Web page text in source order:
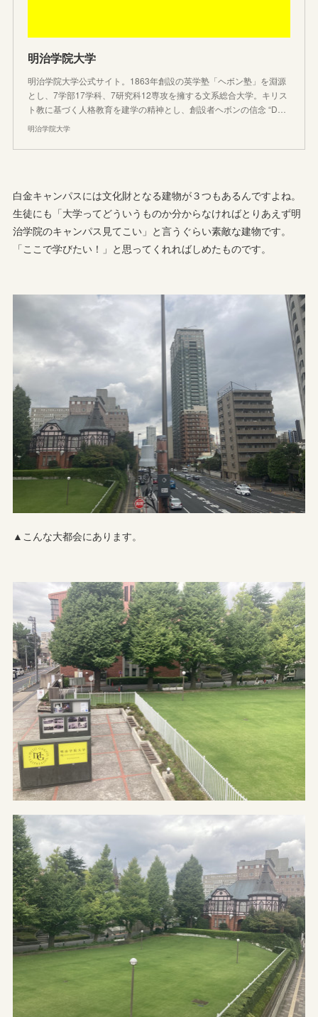
明治学院大学
明治学院大学公式サイト。1863年創設の英学塾「ヘボン塾」を淵源
とし、7学部17学科、7研究科12専攻を擁する文系総合大学。キリス
ト教に基づく人格教育を建学の精神とし、創設者ヘボンの信念 “D…
明治学院大学
白金キャンパスには文化財となる建物が３つもあるんですよね。
生徒にも「大学ってどういうものか分からなければとりあえず明
治学院のキャンパス見てこい」と言うぐらい素敵な建物です。
「ここで学びたい！」と思ってくれればしめたものです。
▲こんな大都会にあります。